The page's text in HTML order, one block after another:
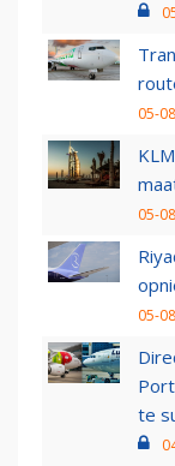
05-
05-
05-
te